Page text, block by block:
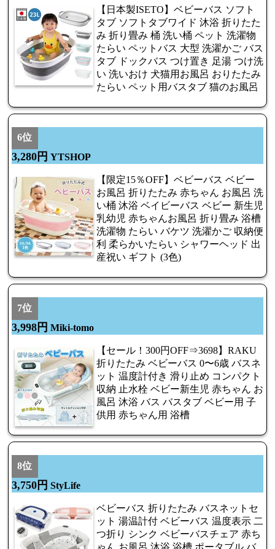
【日本製ISETO】ベビーバス ソフト
タブ ソフトタブワイド 沐浴 折りたた
み 折り畳み 桶 洗い桶 ペット 洗濯物
たらい ペットバス 大型 洗濯かご バス
タブ ドックバス つけ置き 足湯 つけ洗
い 洗いおけ 犬猫用お風呂 おりたたみ
たらい ペット用バスタブ 猫のお風呂
6位
3,280円 YTSHOP
【限定15％OFF】ベビーバス ベビー
お風呂 折りたたみ 赤ちゃん お風呂 洗
い桶 沐浴 ベイビーバス ベビー 新生児
乳幼児 赤ちゃんお風呂 折り畳み 浴槽
洗濯物 たらい バケツ 洗濯かご 収納便
利 柔らかいたらい シャワーヘッド 出
産祝い ギフト (3色)
7位
3,998円 Miki-tomo
【セール！300円OFF⇒3698】RAKU
折りたたみ ベビーバス 0〜6歳 バスネ
ット 温度計付き 滑り止め コンパクト
収納 止水栓 ベビー新生児 赤ちゃん お
風呂 沐浴 バス バスタブ ベビー用 子
供用 赤ちゃん用 浴槽
8位
3,750円 StyLife
ベビーバス 折りたたみ バスネットセ
ット 湯温計付 ベビーバス 温度表示 二
つ折り シンク ベビーバスチェア 赤ち
ゃん お風呂 沐浴 浴槽 ポータブル バ